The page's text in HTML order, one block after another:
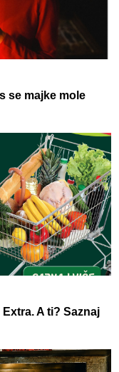
se majke mole
A ti? Saznaj